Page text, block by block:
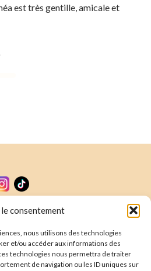
consentement
nous utilisons des technologies
et/ou accéder aux informations des
technologies nous permettra de traiter
de navigation ou les ID uniques sur
est très gentille, amicale et
Souscrire